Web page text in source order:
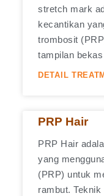
stretch mark
kecantikan
trombosit
tampilan
DETAIL
PRP Hair
PRP Hair
yang
(PRP) untuk
rambut.